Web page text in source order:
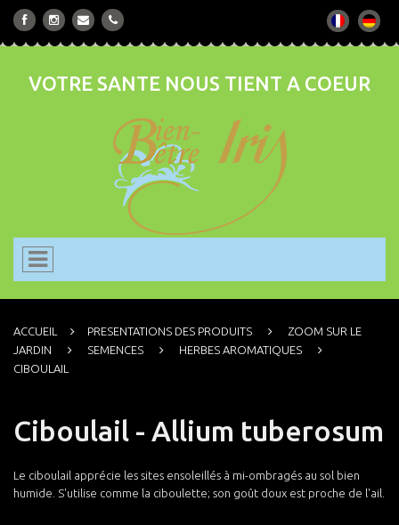
VOTRE SANTE NOUS TIENT A COEUR
ACCUEIL PRESENTATIONS DES PRODUITS
ZOOM SUR LE
JARDIN
SEMENCES
HERBES AROMATIQUES
CIBOULAIL
Ciboulail - Allium tuberosum
Le ciboulail apprécie les sites ensoleillés à mi-ombragés au sol bien
humide. S'utilise comme la ciboulette; son goût doux est proche de l'ail.